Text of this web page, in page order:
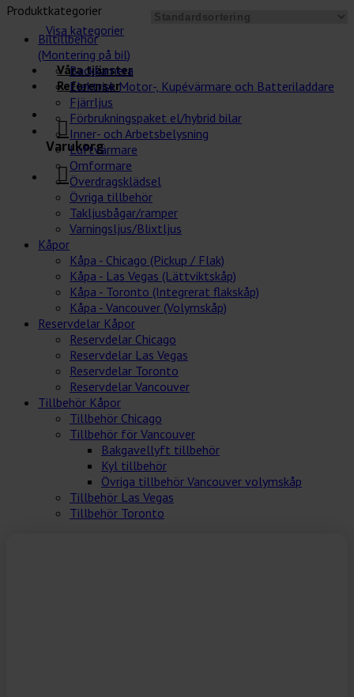
Visa kategorier
Våra tjänster
Referenser
Varukorg
Produktkategorier
Biltillbehör
(Montering på bil)
Backkamera
Elektrisk Motor-, Kupévärmare och Batteriladdare
Fjärrljus
Förbrukningspaket el/hybrid bilar
Inner- och Arbetsbelysning
Luftvärmare
Omformare
Överdragsklädsel
Övriga tillbehör
Takljusbågar/ramper
Varningsljus/Blixtljus
Kåpor
Kåpa - Chicago (Pickup / Flak)
Kåpa - Las Vegas (Lättviktskåp)
Kåpa - Toronto (Integrerat flakskåp)
Kåpa - Vancouver (Volymskåp)
Reservdelar Kåpor
Reservdelar Chicago
Reservdelar Las Vegas
Reservdelar Toronto
Reservdelar Vancouver
Tillbehör Kåpor
Tillbehör Chicago
Tillbehör för Vancouver
Bakgavellyft tillbehör
Kyl tillbehör
Övriga tillbehör Vancouver volymskåp
Tillbehör Las Vegas
Tillbehör Toronto